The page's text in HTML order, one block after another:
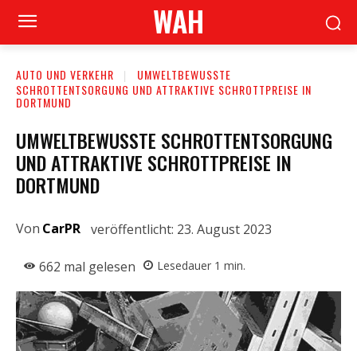
WAH
AUTO UND VERKEHR
UMWELTBEWUSSTE
SCHROTTENTSORGUNG UND ATTRAKTIVE SCHROTTPREISE IN
DORTMUND
UMWELTBEWUSSTE SCHROTTENTSORGUNG
UND ATTRAKTIVE SCHROTTPREISE IN
DORTMUND
Von CarPR veröffentlicht: 23. August 2023
662 mal gelesen Lesedauer 1 min.